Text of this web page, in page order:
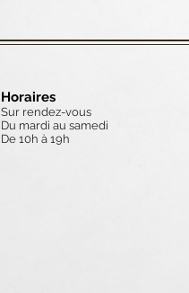
Horaires
Sur rendez-vous
Du mardi au samedi
De 10h à 19h